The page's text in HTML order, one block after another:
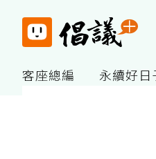
客座總編 永續好日